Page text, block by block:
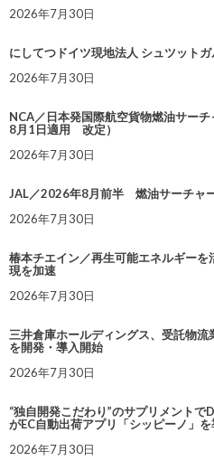
2026年7月30日
にしてつドイツ現地法人 シュツット
2026年7月30日
NCA／日本発国際航空貨物燃油サー
8月1日適用 改定）
2026年7月30日
JAL／2026年8月前半 燃油サーチャ
2026年7月30日
椿本チエイン／再生可能エネルギー
現を加速
2026年7月30日
三井倉庫ホールディングス、受託物流
を開発・導入開始
2026年7月30日
“独自開発こだわり”のサプリメントで
がEC自動出荷アプリ「シッピーノ」を
2026年7月30日